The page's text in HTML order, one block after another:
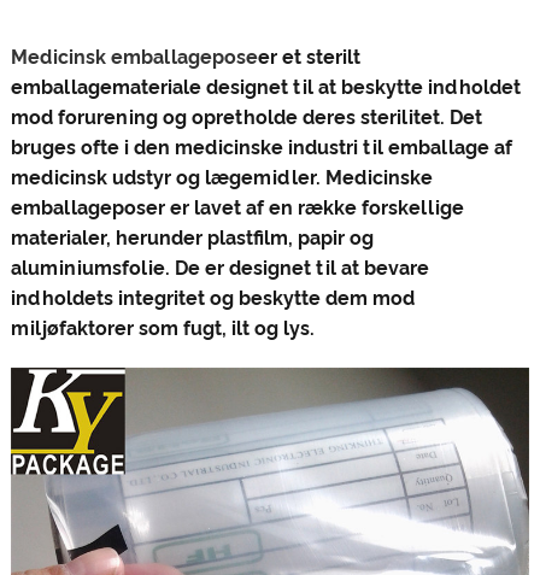
Medicinsk emballageposeer et sterilt
emballagemateriale designet til at beskytte indholdet
mod forurening og opretholde deres sterilitet. Det
bruges ofte i den medicinske industri til emballage af
medicinsk udstyr og lægemidler. Medicinske
emballageposer er lavet af en række forskellige
materialer, herunder plastfilm, papir og
aluminiumsfolie. De er designet til at bevare
indholdets integritet og beskytte dem mod
miljøfaktorer som fugt, ilt og lys.